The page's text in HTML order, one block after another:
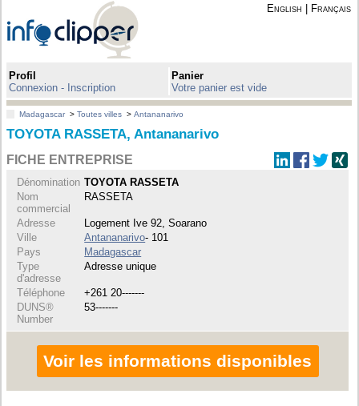
English Français
Profil
Connexion - Inscription
Panier
Votre panier est vide
Madagascar >Toutes villes >Antananarivo
TOYOTA RASSETA, Antananarivo
FICHE ENTREPRISE
Dénomination TOYOTA RASSETA
Nom
commercial
RASSETA
Adresse
Logement Ive 92, Soarano
Ville
Antananarivo- 101
Pays
Madagascar
Type
d'adresse
Adresse unique
Téléphone
+261 20-------
DUNS®
Number
53-------
Voir les informations disponibles